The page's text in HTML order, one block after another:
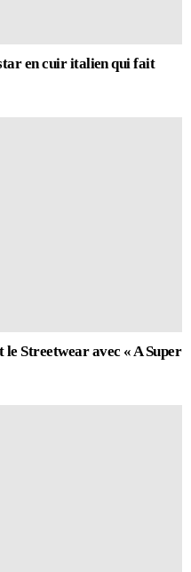
en cuir italien qui fait
Streetwear avec « A Super